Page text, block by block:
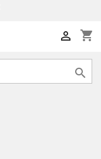
shopping_cart

